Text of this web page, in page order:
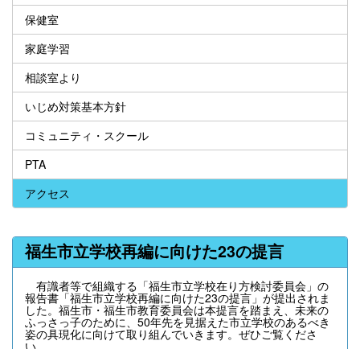
保健室
家庭学習
相談室より
いじめ対策基本方針
コミュニティ・スクール
PTA
アクセス
福生市立学校再編に向けた23の提言
有識者等で組織する「福生市立学校在り方検討委員会」の
報告書「福生市立学校再編に向けた23の提言」が提出されま
した。福生市・福生市教育委員会は本提言を踏まえ、未来の
ふっさっ子のために、50年先を見据えた市立学校のあるべき
姿の具現化に向けて取り組んでいきます。ぜひご覧くださ